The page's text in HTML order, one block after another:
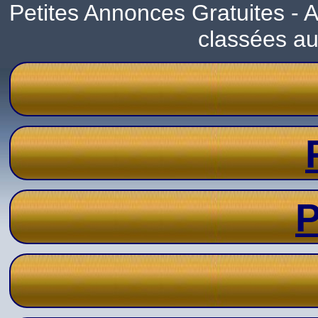
Petites Annonces Gratuites -
classées